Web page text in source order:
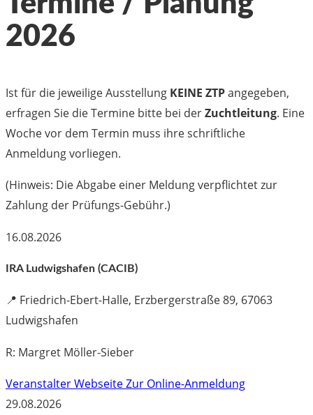
2026
Ist für die jeweilige Ausstellung KEINE ZTPangegeben,
erfragen Sie die Termine bitte bei derZuchtleitung. Eine
Woche vor dem Termin muss ihre schriftliche
Anmeldung vorliegen.
(Hinweis: Die Abgabe einer Meldung verpflichtet zur
Zahlung der Prüfungs-Gebühr.)
16.08.2026
IRA Ludwigshafen (CACIB)
📍 Friedrich-Ebert-Halle, Erzbergerstraße 89, 67063
Ludwigshafen
R: Margret Möller-Sieber
Veranstalter WebseiteZur Online-Anmeldung
29.08.2026